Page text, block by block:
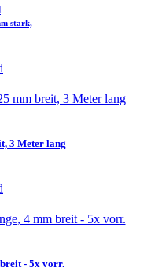
stark,
3 Meter lang
- 5x vorr.